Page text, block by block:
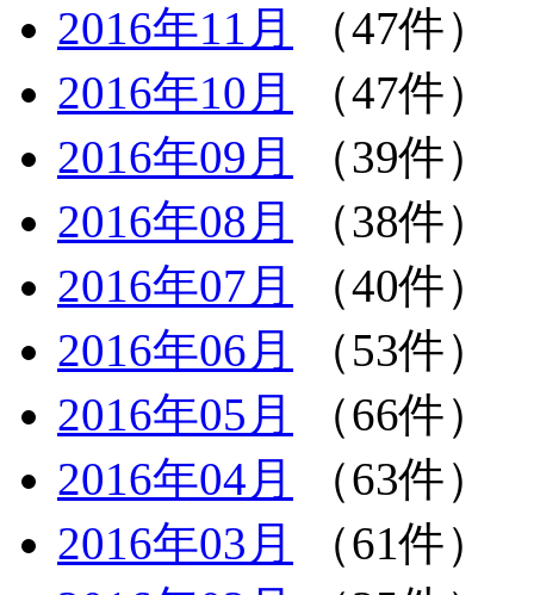
2016年11月
（47件）
2016年10月
（47件）
2016年09月
（39件）
2016年08月
（38件）
2016年07月
（40件）
2016年06月
（53件）
2016年05月
（66件）
2016年04月
（63件）
2016年03月
（61件）